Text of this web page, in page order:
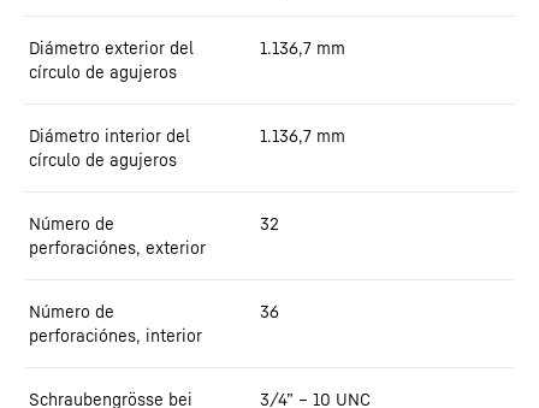
Diámetro exterior del
círculo de agujeros
1.136,7 mm
Diámetro interior del
círculo de agujeros
1.136,7 mm
Número de
perforaciónes, exterior
32
Número de
perforaciónes, interior
36
Schraubengrösse bei
3/4” – 10 UNC